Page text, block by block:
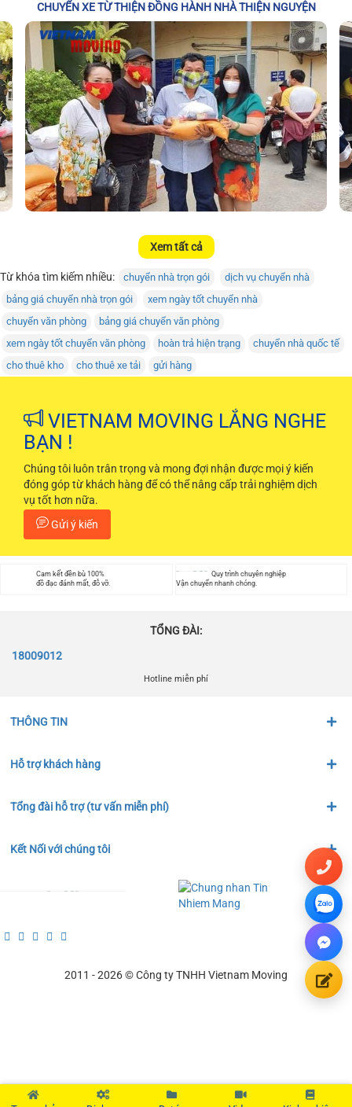
CHUYẾN XE TỪ THIỆN ĐỒNG HÀNH NHÀ THIỆN NGUYỆN
Xem tất cả
Từ khóa tìm kiếm nhiều: chuyển nhà trọn gói
dịch vụ chuyển nhà
bảng giá chuyển nhà trọn gói
xem ngày tốt chuyển nhà
chuyển văn phòng
bảng giá chuyển văn phòng
xem ngày tốt chuyển văn phòng
hoàn trả hiện trạng
chuyển nhà quốc tế
cho thuê kho
cho thuê xe tải gửi hàng
VIETNAM MOVING LẮNG NGHE
BẠN !
Chúng tôi luôn trân trọng và mong đợi nhận được mọi ý kiến
đóng góp từ khách hàng để có thể nâng cấp trải nghiệm dịch
vụ tốt hơn nữa.
Gửi ý kiến
Cam kết đền bù 100%
đồ đạc đánh mất, đỗ vỡ.
Quy trình chuyên nghiệp
Vận chuyển nhanh chóng.
TỔNG ĐÀI:
18009012
Hotline miễn phí
THÔNG TIN
Hỗ trợ khách hàng
Tổng đài hỗ trợ (tư vấn miễn phí)
Kết Nối với chúng tôi
2011 - 2026 © Công ty TNHH Vietnam Moving